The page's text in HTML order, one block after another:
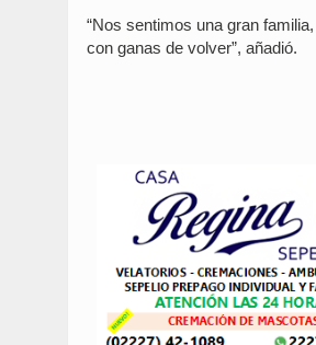
“Nos sentimos una gran
con ganas de volver”, añadió.